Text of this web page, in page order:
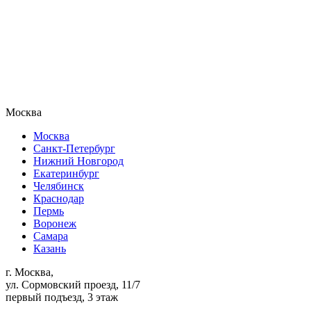
Москва
Москва
Санкт-Петербург
Нижний Новгород
Екатеринбург
Челябинск
Краснодар
Пермь
Воронеж
Самара
Казань
г. Москва,
ул. Сормовский проезд, 11/7
первый подъезд, 3 этаж